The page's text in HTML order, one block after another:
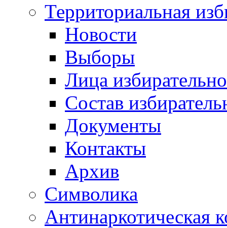
Территориальная
Новости
Выборы
Лица
Состав
Документы
Контакты
Архив
Символика
Антинаркотическая